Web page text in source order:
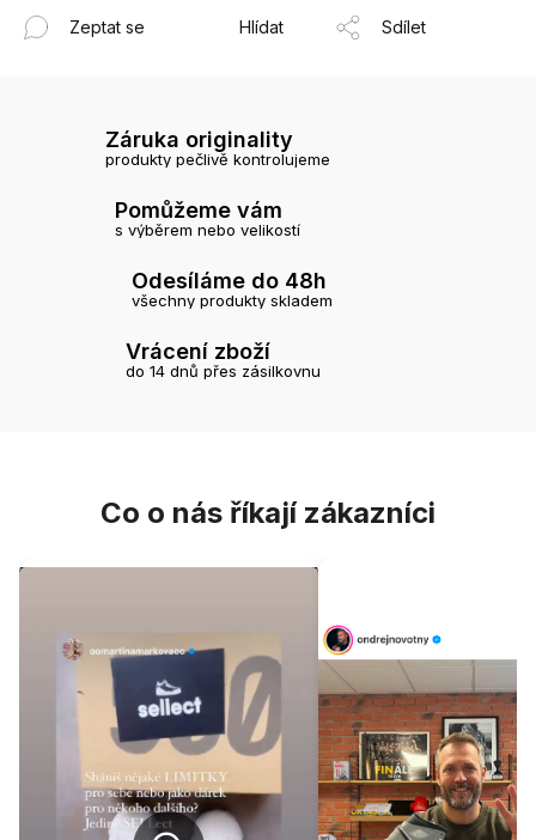
Zeptat se Hlídat Sdílet
Záruka originality
produkty pečlivě kontrolujeme
Pomůžeme vám
s výběrem nebo velikostí
Odesíláme do 48h
všechny produkty skladem
Vrácení zboží
do 14 dnů přes zásilkovnu
Co o nás říkají zákazníci